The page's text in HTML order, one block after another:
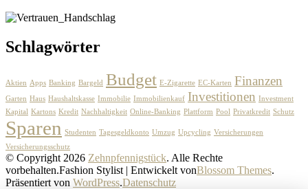
Schlagwörter
Aktien Apps Banking Bargeld Budget E-Zigarette EC-Karten Finanzen
Garten Haus Haushaltskasse Immobilie Immobilienkauf Investitionen Investment
Kapital Kartons Kredit Nachhaltigkeit Online-Banking Plattform Pool Privatkredit Schutz
Sparen Studenten Tagesgeldkonto Umzug Upcycling Versicherungen
Versicherungsschutz
© Copyright 2026 Zehnpfennigstück. Alle Rechte
vorbehalten.Fashion Stylist | Entwickelt vonBlossom Themes.
Präsentiert von WordPress.Datenschutz